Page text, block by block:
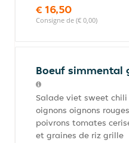
€ 16,50
Consigne de (€ 0,00)
Boeuf simmental
Salade viet sweet chili
oignons oignons
poivrons tomates
et graines de riz grille